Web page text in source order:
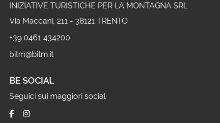
INIZIATIVE TURISTICHE PER LA MONTAGNA SRL
Via Maccani, 211 - 38121 TRENTO
+39 0461 434200
bitm@bitm.it
BE SOCIAL
Seguici sui maggiori social